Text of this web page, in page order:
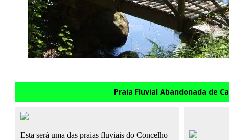
Praia Fluvial Abandonada de
Esta será uma das praias fluviais do Concelho